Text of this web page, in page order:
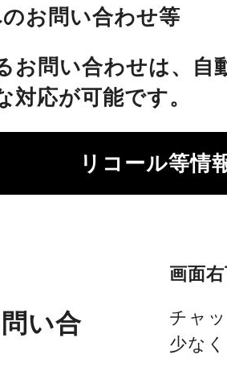
のお問い合わせ等
お問い合わせは、自
対応が可能です。
リコール等情
い合
画面
チャ
少な